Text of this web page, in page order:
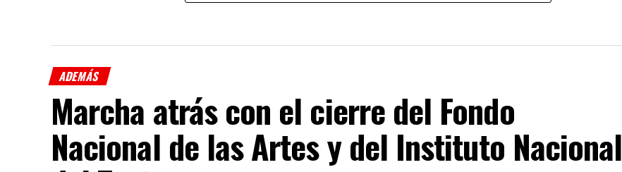
ADEMÁS
Marcha atrás con el cierre del Fondo
Nacional de las Artes y del Instituto Nacional